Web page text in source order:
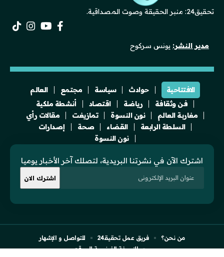
تحقيق24: منبر الحقيقة وصوت المصداقية.
مدير النشر: يونس سركوح
الافتتاحية حوادث سياسة مجتمع
العالم
فن وثقافة
رياضة اقتصاد
أنشطة ملكية
مغاربة العالم
نون النسوة تمازيغت
مقالات رأي
السلطة الرابعة
القضاء صحة
إصدارات
نون النسوة
اشترك الآن في نشرتنا البريدية، لتصلك آخر الأخبار يوميا
من نحن؟ فريق عمل تحقيقـ24
للتواصل و الإشهار
النسخة الفرنسية للموقع